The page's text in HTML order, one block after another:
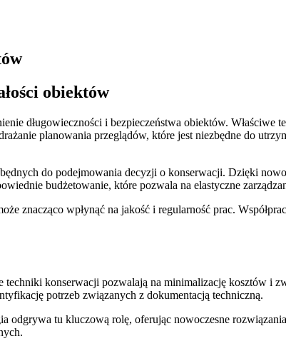
obiektów
długowieczności i bezpieczeństwa obiektów. Właściwe
planowania przeglądów, które jest niezbędne do
do podejmowania decyzji o konserwacji. Dzięki
budżetowanie, które pozwala na elastyczne
znacząco wpłynąć na jakość i regularność prac.
konserwacji pozwalają na minimalizację kosztów i
potrzeb związanych z dokumentacją techniczną.
tu kluczową rolę, oferując nowoczesne